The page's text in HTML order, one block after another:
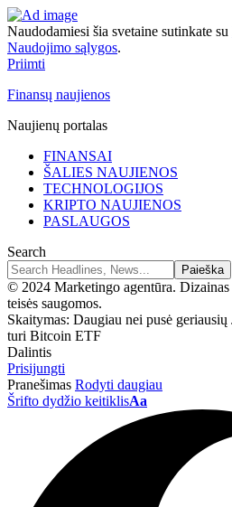
Naudodamiesi šia svetaine sutinkate su
Naudojimo sąlygos.
Priimti
Finansų naujienos
Naujienų portalas
FINANSAI
ŠALIES NAUJIENOS
TECHNOLOGIJOS
KRIPTO NAUJIENOS
PASLAUGOS
Search
© 2024 Marketingo agentūra.
teisės saugomos.
Skaitymas: Daugiau nei pusė
turi Bitcoin ETF
Dalintis
Prisijungti
Pranešimas Rodyti daugiau
Šrifto dydžio keitiklisAa